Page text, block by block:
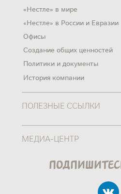
«Нестле» в мире
«Нестле» в России и Евразии
Офисы
Создание общих ценностей
Политики и документы
История компании
ПОЛЕЗНЫЕ ССЫЛКИ
МЕДИА-ЦЕНТР